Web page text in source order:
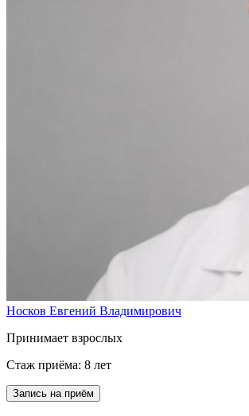
Носков Евгений Владимирович
Принимает взрослых
Стаж приёма: 8 лет
Запись на приём